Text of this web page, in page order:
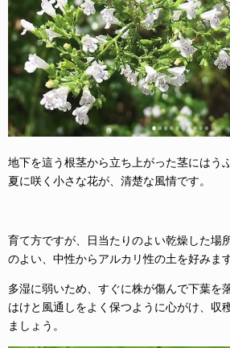
地下を這う根茎から立ち上がった茎にはう
夏に咲く小さな花が、清楚な風情です。
育て方ですが、日当たりのよい乾燥した場
のよい、中性からアルカリ性の土を好みます
多湿に弱いため、すぐに株が傷んで下葉を
はけと風通しをよく保つように心がけ、収
ましょう。